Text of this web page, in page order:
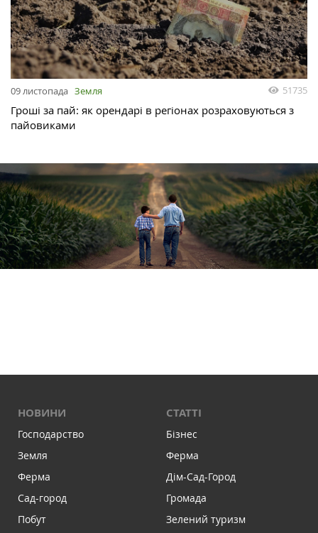
09 листопада Земля 51735
Гроші за пай: як орендарі в регіонах розраховуються з
пайовиками
НОВИНИ
Господарство
Земля
Ферма
Сад-город
Побут
СТАТТІ
Бізнес
Ферма
Дім-Сад-Город
Громада
Зелений туризм